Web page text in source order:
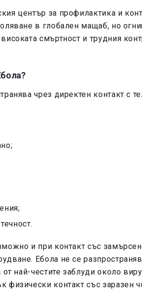
център за профилактика и
в глобален мащаб, но
смъртност и трудния
чрез директен контакт с
и при контакт със
Ебола не се
от най-честите заблуди около
физически контакт със заразен